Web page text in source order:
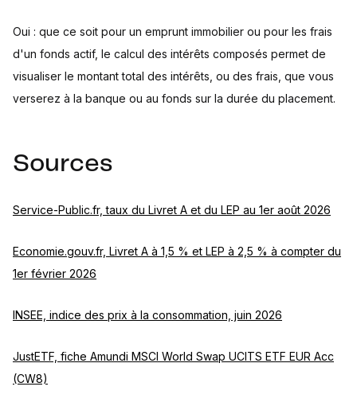
Oui : que ce soit pour un emprunt immobilier ou pour les frais
d'un fonds actif, le calcul des intérêts composés permet de
visualiser le montant total des intérêts, ou des frais, que vous
verserez à la banque ou au fonds sur la durée du placement.
Sources
Service-Public.fr, taux du Livret A et du LEP au 1er août 2026
Economie.gouv.fr, Livret A à 1,5 % et LEP à 2,5 % à compter du
1er février 2026
INSEE, indice des prix à la consommation, juin 2026
JustETF, fiche Amundi MSCI World Swap UCITS ETF EUR Acc
(CW8)